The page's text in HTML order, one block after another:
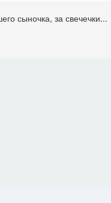
сыночка, за свечечки...